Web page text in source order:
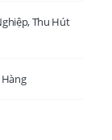
Thu Hút
Vấp, TP. HCM